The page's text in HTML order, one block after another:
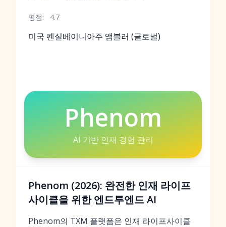
평점: 4.7
미국 펜실베이니아주 앰블러 (글로벌)
Phenom
AI 기반 인재 경험 관리
Phenom (2026): 완전한 인재 라이프
사이클을 위한 엔드투엔드 AI
Phenom의 TXM 플랫폼은 인재 라이프사이클